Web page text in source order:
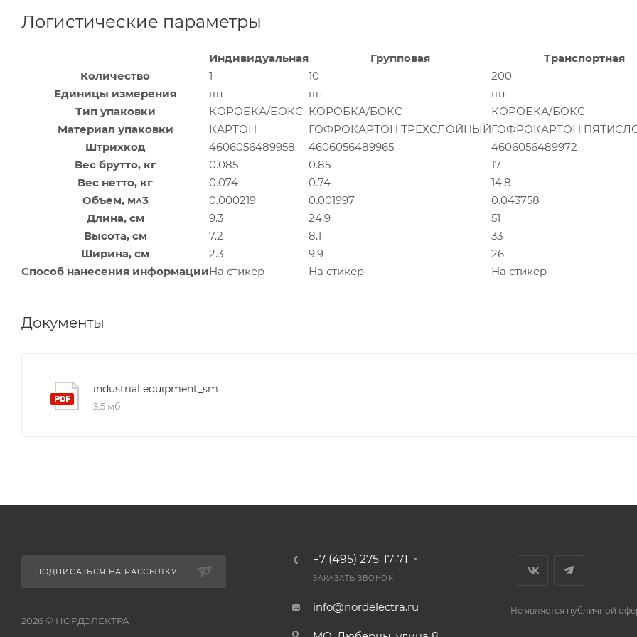
Логистические параметры
Индивидуальная Групповая
Транспортная
Количество
1 10
200
Единицы измерения
шт шт
шт
Тип упаковки
КОРОБКА/БОКС КОРОБКА/БОКС
КОРОБКА/БОКС
Материал упаковки
КАРТОН ГОФРОКАРТОН ТРЕХСЛОЙНЫЙГОФРОКАРТОН
Штрихкод
4606056489958 4606056489965
4606056489972
Вес брутто, кг
0.085 0.85
17
Вес нетто, кг
0.074 0.74
14.8
Объем, м^3
0.000219 0.001997
0.043758
Длина, см
9.3 24.9
51
Высота, см
7.2 8.1
33
Ширина, см
2.3 9.9
26
Способ нанесения информацииНа стикер На стикер На стикер
Документы
industrial equipment_sm
3,5 мб
ПОДПИСАТЬСЯ НА РАССЫЛКУ
2026 © НОРДЭЛЕКТРА
+7 (495) 275-17-71
ЗАКАЗАТЬ ЗВОНОК
info@nordelectra.ru Не является публичной